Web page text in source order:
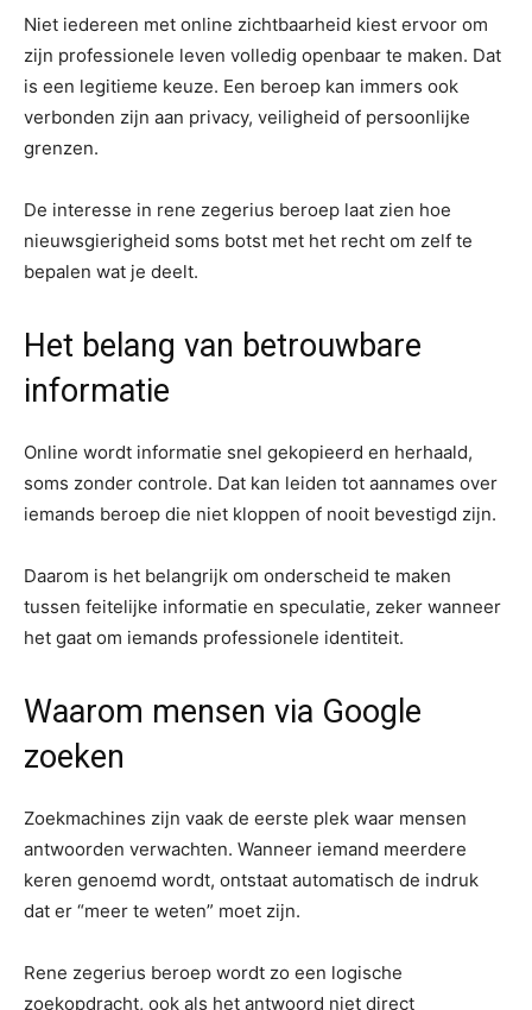
Niet iedereen met online zichtbaarheid kiest ervoor om
zijn professionele leven volledig openbaar te maken. Dat
is een legitieme keuze. Een beroep kan immers ook
verbonden zijn aan privacy, veiligheid of persoonlijke
grenzen.
De interesse in rene zegerius beroep laat zien hoe
nieuwsgierigheid soms botst met het recht om zelf te
bepalen wat je deelt.
Het belang van betrouwbare
informatie
Online wordt informatie snel gekopieerd en herhaald,
soms zonder controle. Dat kan leiden tot aannames over
iemands beroep die niet kloppen of nooit bevestigd zijn.
Daarom is het belangrijk om onderscheid te maken
tussen feitelijke informatie en speculatie, zeker wanneer
het gaat om iemands professionele identiteit.
Waarom mensen via Google
zoeken
Zoekmachines zijn vaak de eerste plek waar mensen
antwoorden verwachten. Wanneer iemand meerdere
keren genoemd wordt, ontstaat automatisch de indruk
dat er “meer te weten” moet zijn.
Rene zegerius beroep wordt zo een logische
zoekopdracht, ook als het antwoord niet direct